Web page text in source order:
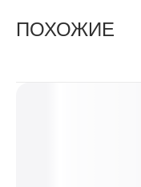
ПОХОЖИЕ